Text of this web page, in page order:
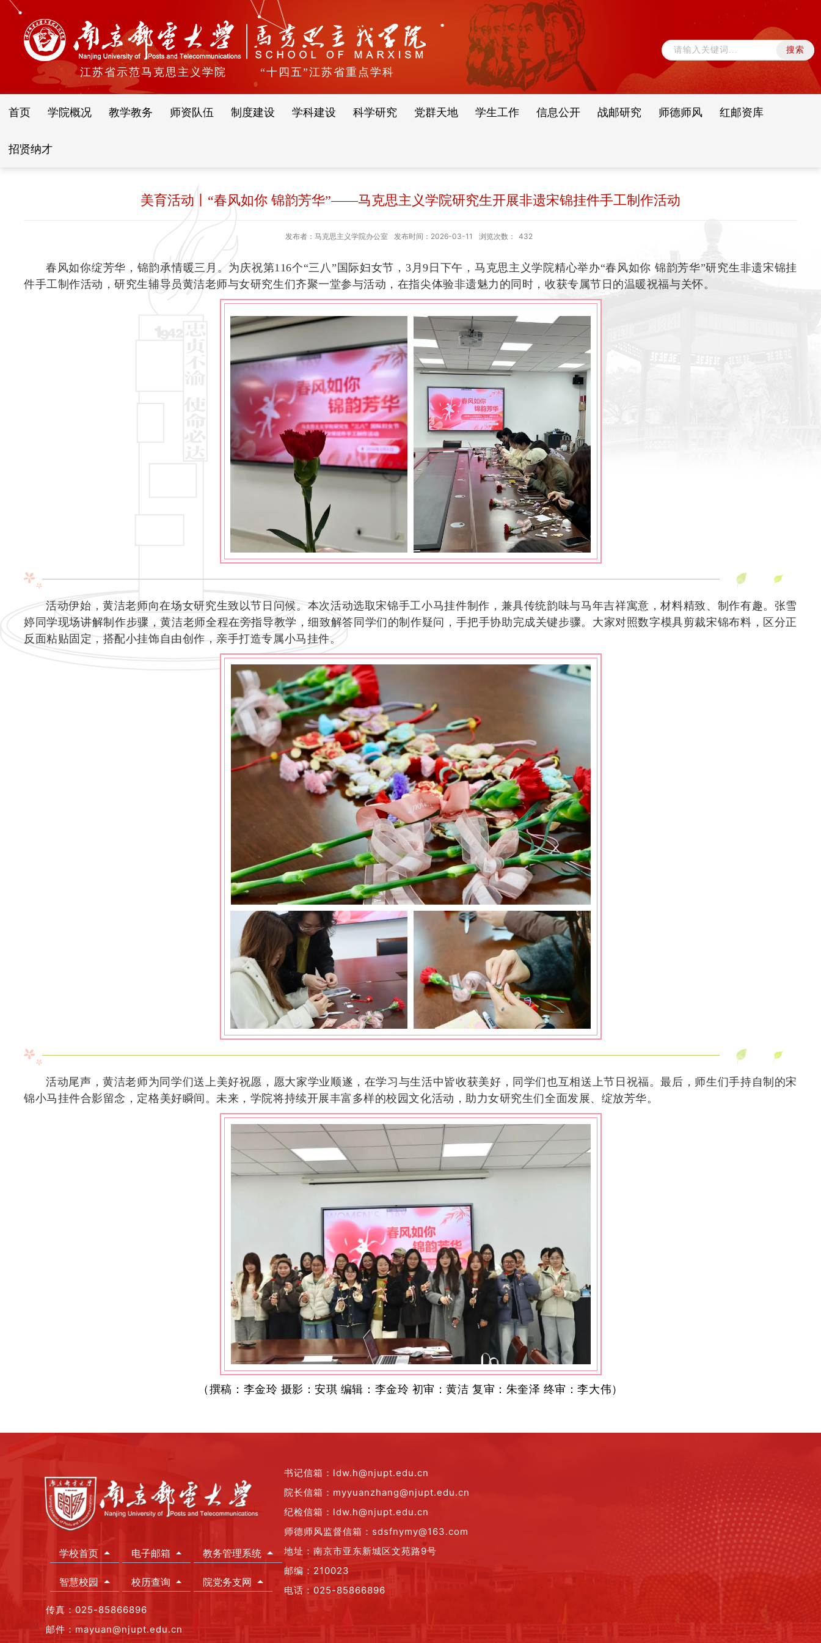
江苏省示范马克思主义学院 “十四五”江苏省重点学科
首页 学院概况 教学教务 师资队伍 制度建设 学科建设 科学研究 党群天地 学生工作 信息公开 战邮研究 师德师风 红邮资库
招贤纳才
美育活动丨“春风如你 锦韵芳华”——马克思主义学院研究生开展非遗宋锦挂件手工制作活动
发布者：马克思主义学院办公室 发布时间：2026-03-11 浏览次数： 432
春风如你绽芳华，锦韵承情暖三月。为庆祝第116个“三八”国际妇女节，3月9日下午，马克思主义学院精心举办“春风如你 锦韵芳华”研究生非遗宋锦挂
件手工制作活动，研究生辅导员黄洁老师与女研究生们齐聚一堂参与活动，在指尖体验非遗魅力的同时，收获专属节日的温暖祝福与关怀。
活动伊始，黄洁老师向在场女研究生致以节日问候。本次活动选取宋锦手工小马挂件制作，兼具传统韵味与马年吉祥寓意，材料精致、制作有趣。张雪
婷同学现场讲解制作步骤，黄洁老师全程在旁指导教学，细致解答同学们的制作疑问，手把手协助完成关键步骤。大家对照数字模具剪裁宋锦布料，区分正
反面粘贴固定，搭配小挂饰自由创作，亲手打造专属小马挂件。
活动尾声，黄洁老师为同学们送上美好祝愿，愿大家学业顺遂，在学习与生活中皆收获美好，同学们也互相送上节日祝福。最后，师生们手持自制的宋
锦小马挂件合影留念，定格美好瞬间。未来，学院将持续开展丰富多样的校园文化活动，助力女研究生们全面发展、绽放芳华。
（ 撰稿：李金玲 摄影：安琪 编辑：李金玲 初审：黄洁复审：朱奎泽 终审：李大伟 ）
学校首页 电子邮箱 教务管理系统
智慧校园 校历查询 院党务支网
书记信箱：ldw.h@njupt.edu.cn
院长信箱：myyuanzhang@njupt.edu.cn
纪检信箱：ldw.h@njupt.edu.cn
师德师风监督信箱：sdsfnymy@163.com
地址：南京市亚东新城区文苑路9号
邮编：210023
电话：025-85866896
传真：025-85866896
邮件：mayuan@njupt.edu.cn